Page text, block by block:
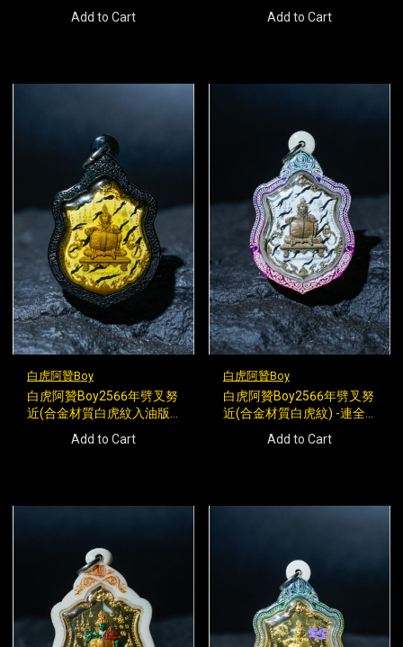
Add to Cart
Add to Cart
白虎阿贊Boy
白虎阿贊Boy2566年劈叉努
近(合金材質白虎紋入油版)
Add to Cart
白虎阿贊Boy
白虎阿贊Boy2566年劈叉努
近(合金材質白虎紋) -連全
Add to Cart